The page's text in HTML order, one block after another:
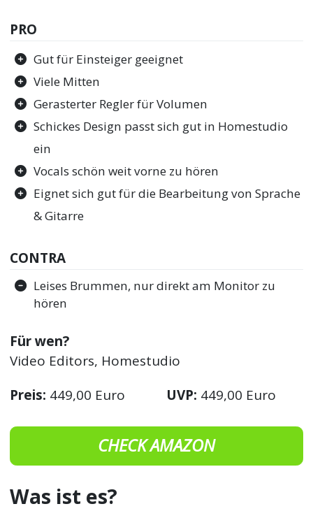
PRO
Gut für Einsteiger geeignet
Viele Mitten
Gerasterter Regler für Volumen
Schickes Design passt sich gut in Homestudio
ein
Vocals schön weit vorne zu hören
Eignet sich gut für die Bearbeitung von Sprache
& Gitarre
CONTRA
Leises Brummen, nur direkt am Monitor zu
hören
Für wen?
Video Editors, Homestudio
Preis: 449,00 Euro UVP: 449,00 Euro
CHECK AMAZON
Was ist es?